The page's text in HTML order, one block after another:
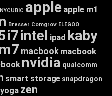
apple apple m1
Bresser Comgrow ELEGOO
i7intel ipad kaby
m7 macbook macbook
nvidia qualcomm
smart storage snapdragon
yoga zen